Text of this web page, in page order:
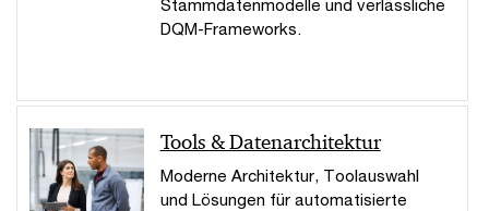
DQM-Frameworks.
Tools & Datenarchitektur
Moderne Architektur, Toolauswahl
und Lösungen für automatisierte